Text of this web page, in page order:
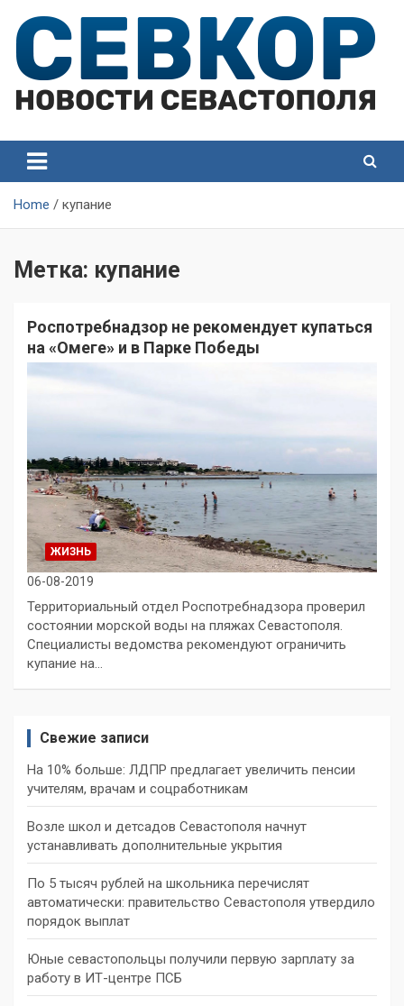
content
Севастополя
Севастополя
Home купание
Метка: купание
Роспотребнадзор не рекомендует купаться
на «Омеге» и в Парке Победы
ЖИЗНЬ
06-08-2019
Территориальный отдел Роспотребнадзора проверил
состоянии морской воды на пляжах Севастополя.
Специалисты ведомства рекомендуют ограничить
купание на…
Свежие записи
На 10% больше: ЛДПР предлагает увеличить пенсии
учителям, врачам и соцработникам
Возле школ и детсадов Севастополя начнут
устанавливать дополнительные укрытия
По 5 тысяч рублей на школьника перечислят
автоматически: правительство Севастополя утвердило
порядок выплат
Юные севастопольцы получили первую зарплату за
работу в ИТ-центре ПСБ